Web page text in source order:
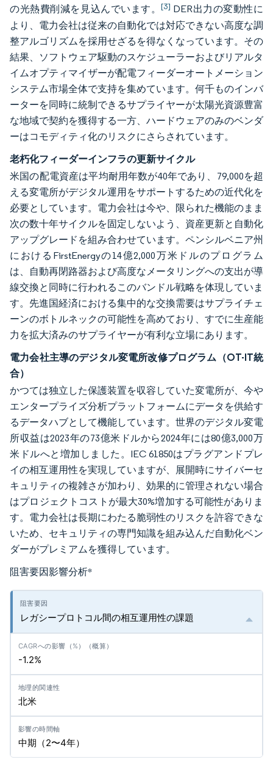
の光熱費削減を見込んでいます。[3] DER出力の変動性に
より、電力会社は従来の自動化では対応できない高度な調
整アルゴリズムを採用せざるを得なくなっています。その
結果、ソフトウェア駆動のスケジューラーおよびリアルタ
イムオプティマイザーが配電フィーダーオートメーション
システム市場全体で支持を集めています。何千ものインバ
ーターを同時に統制できるサプライヤーが太陽光資源豊富
な地域で契約を獲得する一方、ハードウェアのみのベンダ
ーはコモディティ化のリスクにさらされています。
老朽化フィーダーインフラの更新サイクル
米国の配電資産は平均耐用年数が40年であり、79,000を超
える変電所がデジタル運用をサポートするための近代化を
必要としています。電力会社は今や、限られた機能のまま
次の数十年サイクルを固定しないよう、資産更新と自動化
アップグレードを組み合わせています。ペンシルベニア州
におけるFirstEnergyの14億2,000万米ドルのプログラム
は、自動再閉路器および高度なメータリングへの支出が導
線交換と同時に行われるこのバンドル戦略を体現していま
す。先進国経済における集中的な交換需要はサプライチェ
ーンのボトルネックの可能性を高めており、すでに生産能
力を拡大済みのサプライヤーが有利な立場にあります。
電力会社主導のデジタル変電所改修プログラム（OT-IT統
合）
かつては独立した保護装置を収容していた変電所が、今や
エンタープライズ分析プラットフォームにデータを供給す
るデータハブとして機能しています。世界のデジタル変電
所収益は2023年の73億米ドルから2024年には80億3,000万
米ドルへと増加しました。IEC 61850はプラグアンドプレ
イの相互運用性を実現していますが、展開時にサイバーセ
キュリティの複雑さが加わり、効果的に管理されない場合
はプロジェクトコストが最大30%増加する可能性がありま
す。電力会社は長期にわたる脆弱性のリスクを許容できな
いため、セキュリティの専門知識を組み込んだ自動化ベン
ダーがプレミアムを獲得しています。
阻害要因影響分析*
レガシープロトコル間の相互運用性の課題
-1.2%
北米
中期（2〜4年）